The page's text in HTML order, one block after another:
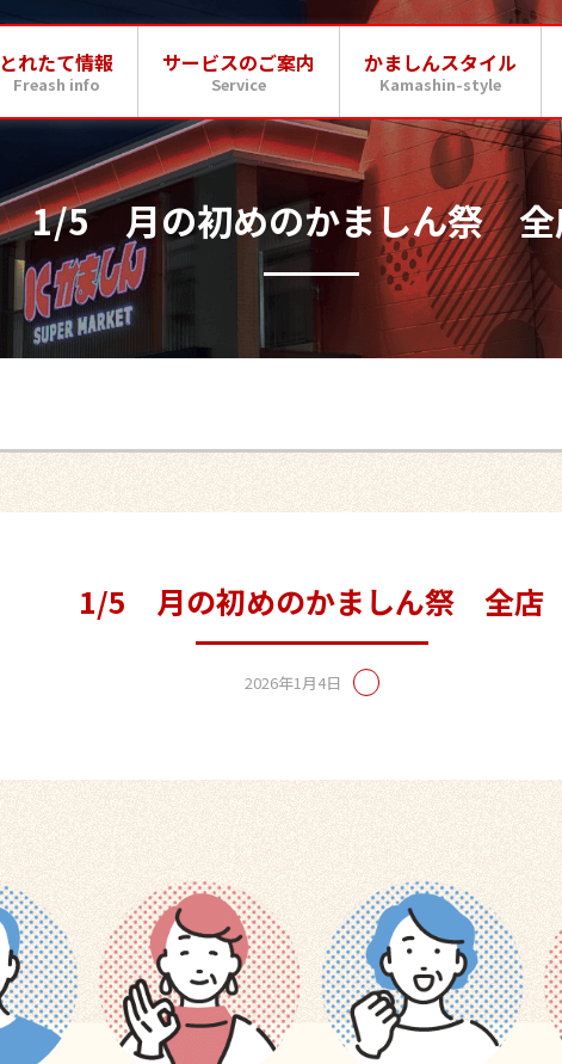
とれたて情報
Freash info
サービスのご案内
Service
かましんスタイル
Kamashin-style
1/5 月の初めのかましん祭 全
1/5 月の初めのかましん祭 全店
2026年1月4日